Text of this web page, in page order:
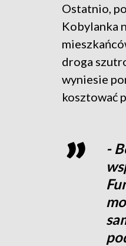
Ostatnio,
Kobylanka
droga
wyniesie
kosztować
-